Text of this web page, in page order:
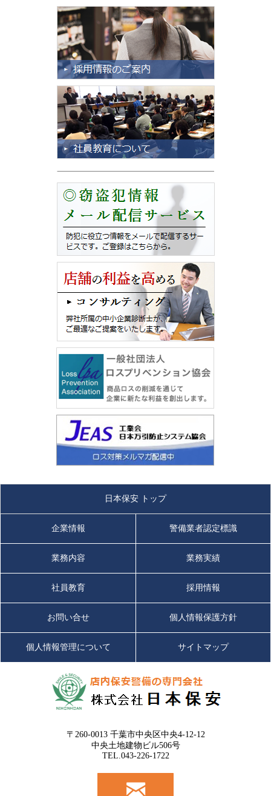
日本保安 トップ
企業情報 警備業者認定標識
業務内容 業務実績
社員教育 採用情報
お問い合せ 個人情報保護方針
個人情報管理について サイトマップ
〒260-0013 千葉市中央区中央4-12-12
中央土地建物ビル506号
TEL.043-226-1722